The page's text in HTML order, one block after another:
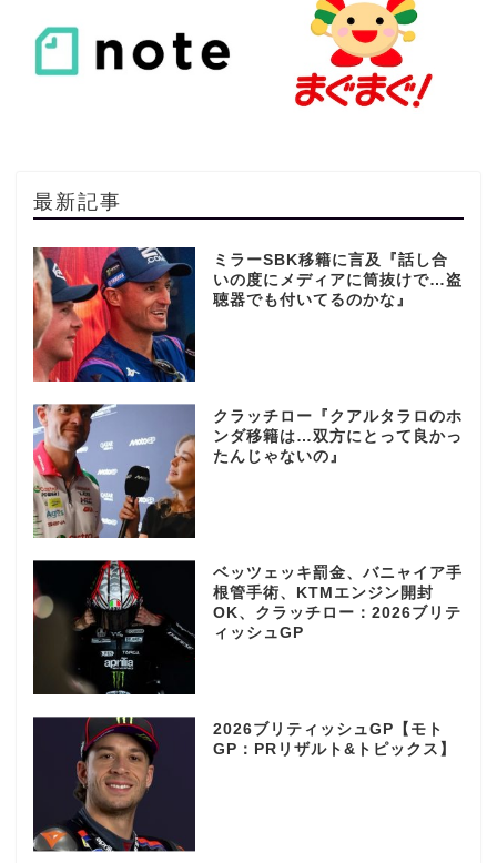
最新記事
ミラーSBK移籍に言及『話し合
いの度にメディアに筒抜けで…盗
聴器でも付いてるのかな』
クラッチロー『クアルタラロのホ
ンダ移籍は…双方にとって良かっ
たんじゃないの』
ベッツェッキ罰金、バニャイア手
根管手術、KTMエンジン開封
OK、クラッチロー：2026ブリテ
ィッシュGP
2026ブリティッシュGP【モト
GP：PRリザルト&トピックス】